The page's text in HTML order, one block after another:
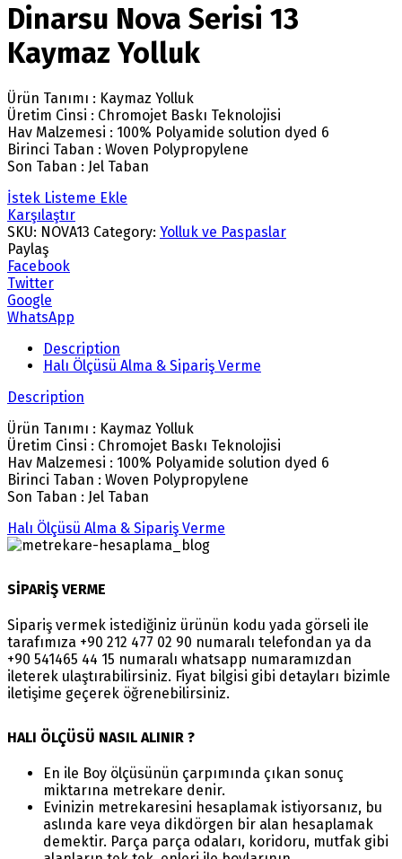
Dinarsu Nova Serisi 13
Kaymaz Yolluk
Ürün Tanımı : Kaymaz Yolluk
Üretim Cinsi : Chromojet Baskı Teknolojisi
Hav Malzemesi : 100% Polyamide solution dyed 6
Birinci Taban : Woven Polypropylene
Son Taban : Jel Taban
İstek Listeme Ekle
Karşılaştır
SKU: NOVA13 Category: Yolluk ve Paspaslar
Paylaş
Facebook
Twitter
Google
WhatsApp
Description
Halı Ölçüsü Alma & Sipariş Verme
Description
Ürün Tanımı : Kaymaz Yolluk
Üretim Cinsi : Chromojet Baskı Teknolojisi
Hav Malzemesi : 100% Polyamide solution dyed 6
Birinci Taban : Woven Polypropylene
Son Taban : Jel Taban
Halı Ölçüsü Alma & Sipariş Verme
SİPARİŞ VERME
Sipariş vermek istediğiniz ürünün kodu yada görseli ile
tarafımıza +90 212 477 02 90 numaralı telefondan ya da
+90 541465 44 15 numaralı whatsapp numaramızdan
ileterek ulaştırabilirsiniz. Fiyat bilgisi gibi detayları bizimle
iletişime geçerek öğrenebilirsiniz.
HALI ÖLÇÜSÜ NASIL ALINIR ?
En ile Boy ölçüsünün çarpımında çıkan sonuç
miktarına metrekare denir.
Evinizin metrekaresini hesaplamak istiyorsanız, bu
aslında kare veya dikdörgen bir alan hesaplamak
demektir. Parça parça odaları, koridoru, mutfak gibi